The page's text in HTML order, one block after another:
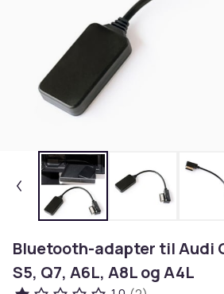
Bluetooth-adapter til Audi
S5, Q7, A6L, A8L og A4L